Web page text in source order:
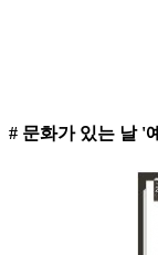
# 문화가 있는 날 '